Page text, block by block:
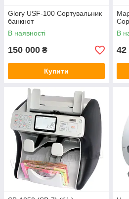
Glory USF-100 Сортувальник
банкнот
В наявності
150 000 ₴
Купити
В
42